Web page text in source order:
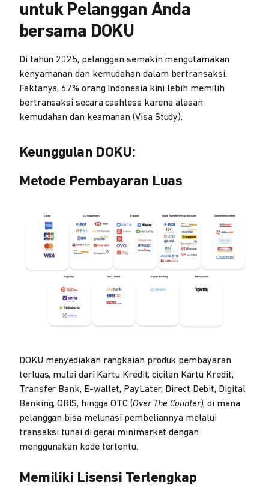
untuk Pelanggan Anda
bersama DOKU
Di tahun 2025, pelanggan semakin mengutamakan
kenyamanan dan kemudahan dalam bertransaksi.
Faktanya, 67% orang Indonesia kini lebih memilih
bertransaksi secara cashless karena alasan
kemudahan dan keamanan (Visa Study).
Keunggulan DOKU:
Metode Pembayaran Luas
DOKU menyediakan rangkaian produk pembayaran
terluas, mulai dari Kartu Kredit, cicilan Kartu Kredit,
Transfer Bank, E-wallet, PayLater, Direct Debit, Digital
Banking, QRIS, hingga OTC (Over The Counter), di mana
pelanggan bisa melunasi pembeliannya melalui
transaksi tunai di gerai minimarket dengan
menggunakan kode tertentu.
Memiliki Lisensi Terlengkap